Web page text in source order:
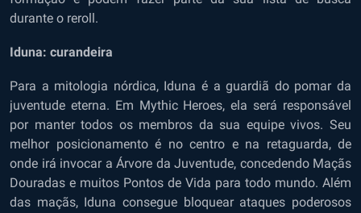
durante o reroll.
Iduna: curandeira
Para a mitologia nórdica, Iduna é a guardiã do pomar da
juventude eterna. Em Mythic Heroes, ela será responsável
por manter todos os membros da sua equipe vivos. Seu
melhor posicionamento é no centro e na retaguarda, de
onde irá invocar a Árvore da Juventude, concedendo Maçãs
Douradas e muitos Pontos de Vida para todo mundo. Além
das maçãs, Iduna consegue bloquear ataques poderosos